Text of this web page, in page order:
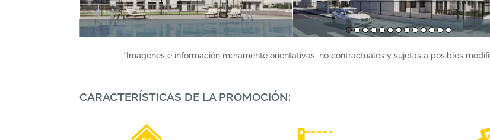
*Imágenes e información meramente orientativas, no contractuales y sujetas a posibles
CARACTERÍSTICAS DE LA PROMOCIÓN: